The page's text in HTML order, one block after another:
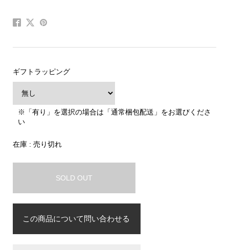
ギフトラッピング
※「有り」を選択の場合は「通常梱包配送」をお選びくださ
い
在庫 : 売り切れ
SOLD OUT
この商品について問い合わせる